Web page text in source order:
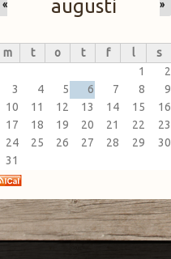
augusti
« »
m t o t f l
s
1
2
3
4 5 6 7 8
9
10
11 12 13 14 15
16
17
18 19 20 21 22
23
24
25 26 27 28 29
30
31